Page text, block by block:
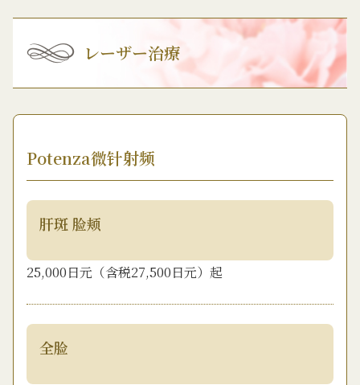
レーザー治療
Potenza微针射频
肝斑 脸颊
25,000日元（含税27,500日元）起
全脸